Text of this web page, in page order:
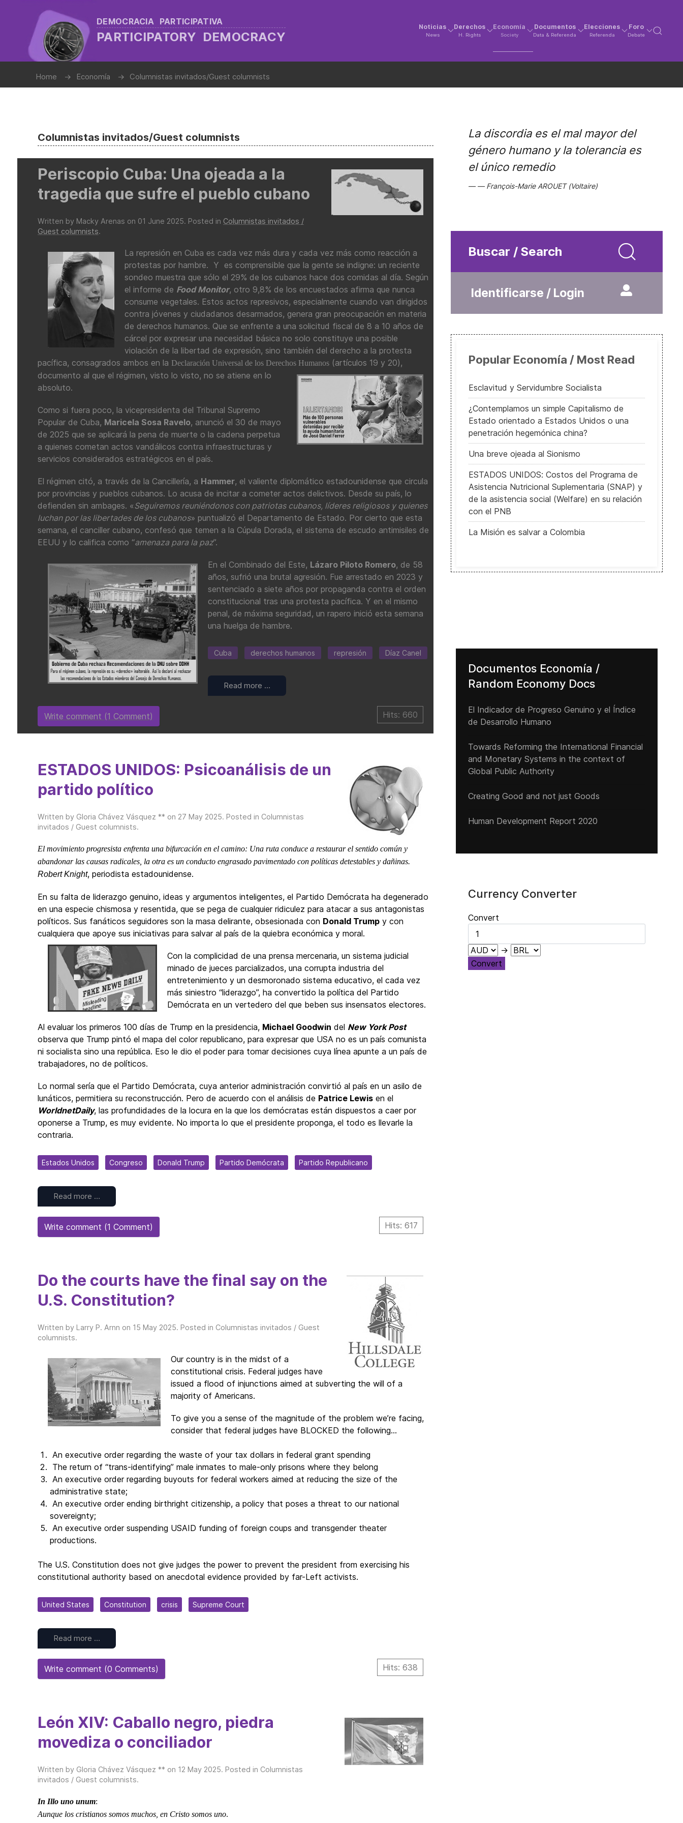
DEMOCRACIA PARTICIPATIVA
PARTICIPATORY DEMOCRACY
Noticias
News
Derechos
H. Rights
Economía
Society
Documentos
Data & Referenda
Elecciones
Referenda
Foro
Debate
Home Economía Columnistas invitados/Guest columnists
Columnistas invitados/Guest columnists
Periscopio Cuba: Una ojeada a la
tragedia que sufre el pueblo cubano
Written by Macky Arenas on 01 June 2025. Posted in Columnistas invitados /
Guest columnists.
La represión en Cuba es cada vez más dura y cada vez más como reacción a
protestas por hambre. Y es comprensible que la gente se indigne: un reciente
sondeo muestra que sólo el 29% de los cubanos hace dos comidas al día. Según
el informe de Food Monitor, otro 9,8% de los encuestados afirma que nunca
consume vegetales. Estos actos represivos, especialmente cuando van dirigidos
contra jóvenes y ciudadanos desarmados, genera gran preocupación en materia
de derechos humanos. Que se enfrente a una solicitud fiscal de 8 a 10 años de
cárcel por expresar una necesidad básica no solo constituye una posible
violación de la libertad de expresión, sino también del derecho a la protesta
pacífica, consagrados ambos en la Declaración Universal de los Derechos Humanos (artículos 19 y 20),
documento al que el régimen, visto lo visto, no se atiene en lo
absoluto.
Como si fuera poco, la vicepresidenta del Tribunal Supremo
Popular de Cuba, Maricela Sosa Ravelo, anunció el 30 de mayo
de 2025 que se aplicará la pena de muerte o la cadena perpetua
a quienes cometan actos vandálicos contra infraestructuras y
servicios considerados estratégicos en el país.
El régimen citó, a través de la Cancillería, a Hammer, el valiente diplomático estadounidense que circula
por provincias y pueblos cubanos. Lo acusa de incitar a cometer actos delictivos. Desde su país, lo
defienden sin ambages. «Seguiremos reuniéndonos con patriotas cubanos, líderes religiosos y quienes
luchan por las libertades de los cubanos» puntualizó el Departamento de Estado. Por cierto que esta
semana, el canciller cubano, confesó que temen a la Cúpula Dorada, el sistema de escudo antimisiles de
EEUU y lo califica como “amenaza para la paz”.
En el Combinado del Este, Lázaro Piloto Romero, de 58
años, sufrió una brutal agresión. Fue arrestado en 2023 y
sentenciado a siete años por propaganda contra el orden
constitucional tras una protesta pacífica. Y en el mismo
penal, de máxima seguridad, un rapero inició esta semana
una huelga de hambre.
Cuba derechos humanos represión Díaz Canel
Read more …
Hits: 660
Write comment (1 Comment)
ESTADOS UNIDOS: Psicoanálisis de un
partido político
Written by Gloria Chávez Vásquez ** on 27 May 2025. Posted in Columnistas
invitados / Guest columnists.
El movimiento progresista enfrenta una bifurcación en el camino: Una ruta conduce a restaurar el sentido común y
abandonar las causas radicales, la otra es un conducto engrasado pavimentado con políticas detestables y dañinas.
Robert Knight, periodista estadounidense.
En su falta de liderazgo genuino, ideas y argumentos inteligentes, el Partido Demócrata ha degenerado
en una especie chismosa y resentida, que se pega de cualquier ridiculez para atacar a sus antagonistas
políticos. Sus fanáticos seguidores son la masa delirante, obsesionada con Donald Trump y con
cualquiera que apoye sus iniciativas para salvar al país de la quiebra económica y moral.
Con la complicidad de una prensa mercenaria, un sistema judicial
minado de jueces parcializados, una corrupta industria del
entretenimiento y un desmoronado sistema educativo, el cada vez
más siniestro “liderazgo”, ha convertido la política del Partido
Demócrata en un vertedero del que beben sus insensatos electores.
Al evaluar los primeros 100 días de Trump en la presidencia, Michael Goodwin del New York Post
observa que Trump pintó el mapa del color republicano, para expresar que USA no es un país comunista
ni socialista sino una república. Eso le dio el poder para tomar decisiones cuya línea apunte a un país de
trabajadores, no de políticos.
Lo normal sería que el Partido Demócrata, cuya anterior administración convirtió al país en un asilo de
lunáticos, permitiera su reconstrucción. Pero de acuerdo con el análisis de Patrice Lewis en el
WorldnetDaily, las profundidades de la locura en la que los demócratas están dispuestos a caer por
oponerse a Trump, es muy evidente. No importa lo que el presidente proponga, el todo es llevarle la
contraria.
Estados Unidos Congreso Donald Trump Partido Demócrata Partido Republicano
Read more …
Hits: 617
Write comment (1 Comment)
Do the courts have the final say on the
U.S. Constitution?
Written by Larry P. Arnn on 15 May 2025. Posted in Columnistas invitados / Guest
columnists.
Our country is in the midst of a
constitutional crisis. Federal judges have
issued a flood of injunctions aimed at subverting the will of a
majority of Americans.
To give you a sense of the magnitude of the problem we’re facing,
consider that federal judges have BLOCKED the following…
An executive order regarding the waste of your tax dollars in federal grant spending
The return of “trans-identifying” male inmates to male-only prisons where they belong
An executive order regarding buyouts for federal workers aimed at reducing the size of the
administrative state;
An executive order ending birthright citizenship, a policy that poses a threat to our national
sovereignty;
An executive order suspending USAID funding of foreign coups and transgender theater
productions.
The U.S. Constitution does not give judges the power to prevent the president from exercising his
constitutional authority based on anecdotal evidence provided by far-Left activists.
United States Constitution crisis Supreme Court
Read more …
Hits: 638
Write comment (0 Comments)
León XIV: Caballo negro, piedra
movediza o conciliador
Written by Gloria Chávez Vásquez ** on 12 May 2025. Posted in Columnistas
invitados / Guest columnists.
In Illo uno unum:
Aunque los cristianos somos muchos, en Cristo somos uno.
La discordia es el mal mayor del
género humano y la tolerancia es
el único remedio
François-Marie AROUET (Voltaire)
Buscar / Search
Identificarse / Login
Popular Economía / Most Read
Esclavitud y Servidumbre Socialista
¿Contemplamos un simple Capitalismo de
Estado orientado a Estados Unidos o una
penetración hegemónica china?
Una breve ojeada al Sionismo
ESTADOS UNIDOS: Costos del Programa de
Asistencia Nutricional Suplementaria (SNAP) y
de la asistencia social (Welfare) en su relación
con el PNB
La Misión es salvar a Colombia
Documentos Economía /
Random Economy Docs
El Indicador de Progreso Genuino y el Índice
de Desarrollo Humano
Towards Reforming the International Financial
and Monetary Systems in the context of
Global Public Authority
Creating Good and not just Goods
Human Development Report 2020
Currency Converter
Convert
→
Convert